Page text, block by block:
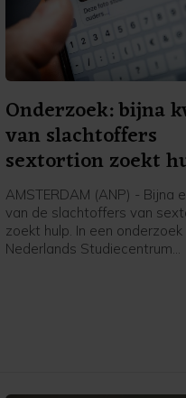
Onderzoek: bijna
van slachtoffers
sextortion zoekt
AMSTERDAM (ANP) - Bijna
van de slachtoffers van
zoekt hulp. In een
Nederlands Studiecentrum